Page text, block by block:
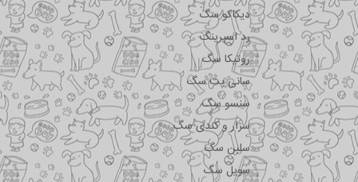
دیکاکو سگ
رد اسپرینگ
روتیکا سگ
سانی پت سگ
سنسو سگ
سزار و کندی سگ
سلبن سگ
سویل سگ